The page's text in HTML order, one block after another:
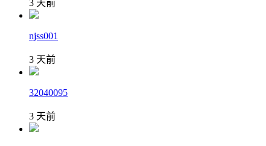
3 天前
njss001
3 天前
32040095
3 天前